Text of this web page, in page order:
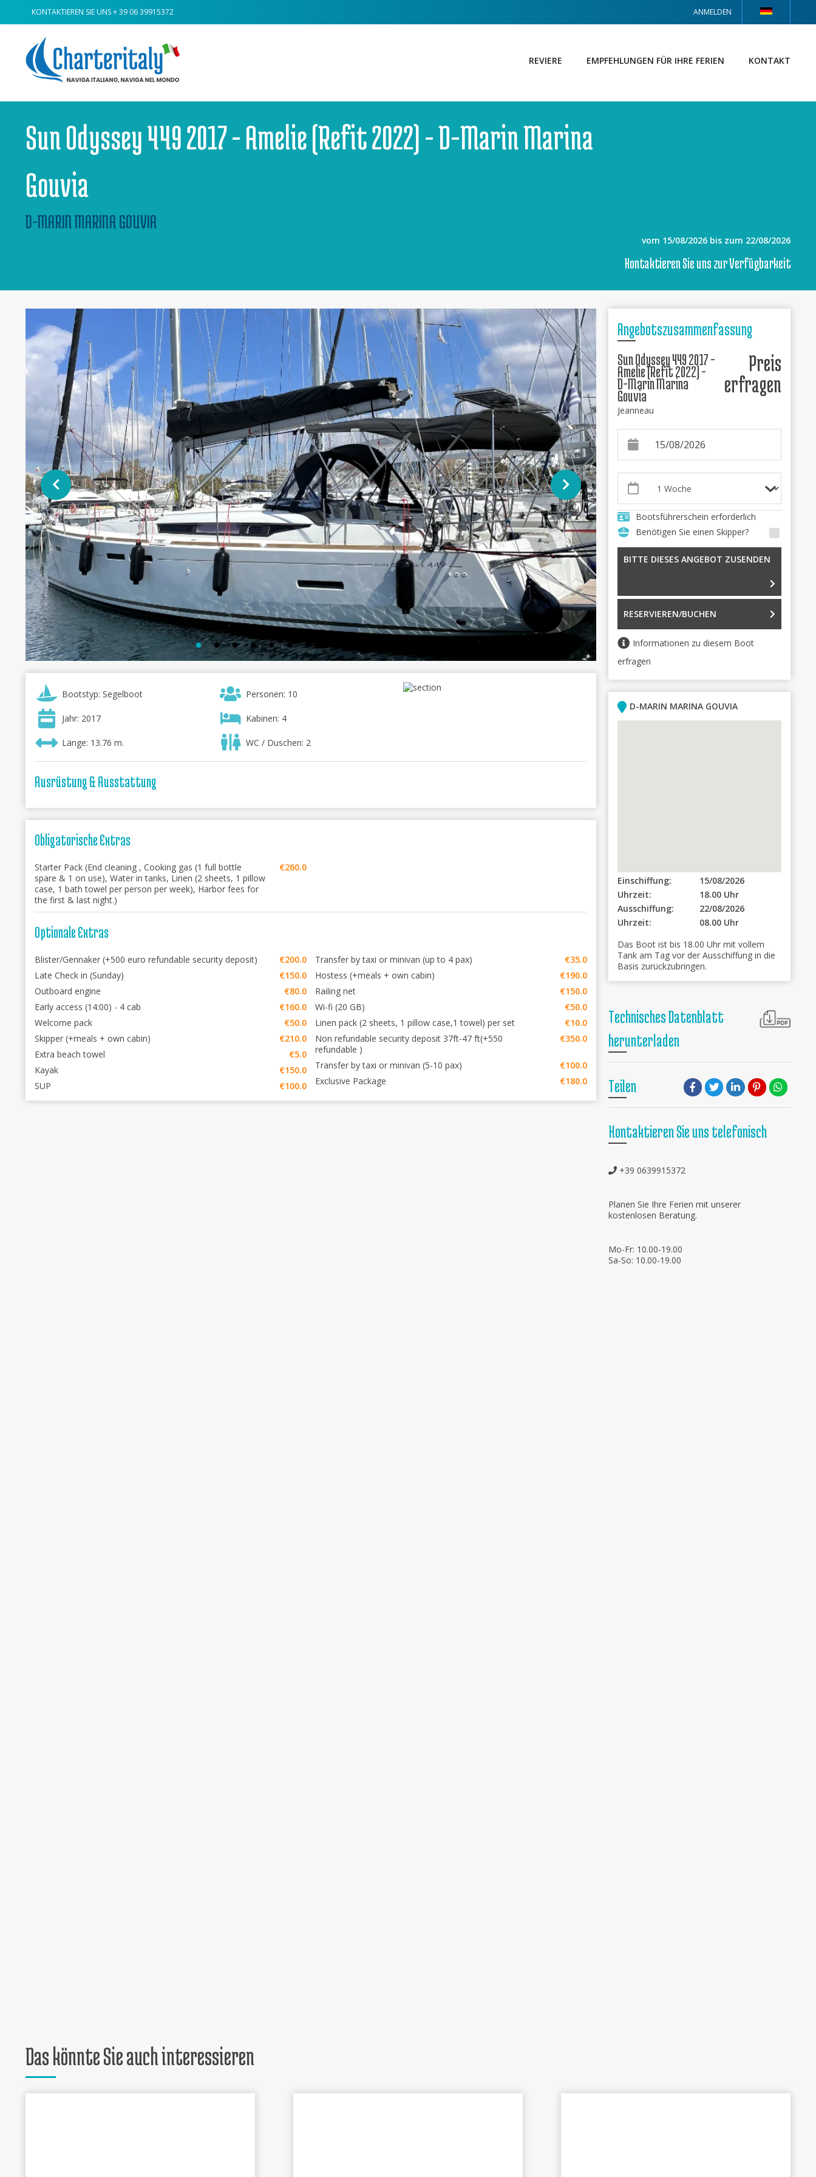
KONTAKTIEREN SIE UNS+ 39 06 39915372 ANMELDEN
REVIERE EMPFEHLUNGEN FÜR IHRE FERIEN KONTAKT
Sun Odyssey 449 2017 - Amelie (Refit 2022) - D-Marin Marina
Gouvia
D-MARIN MARINA GOUVIA
vom 15/08/2026 bis zum 22/08/2026
Kontaktieren Sie uns zur Verfügbarkeit
Bootstyp: Segelboot
Jahr: 2017
Länge: 13.76 m.
Personen: 10
Kabinen: 4
WC / Duschen: 2
Ausrüstung & Ausstattung
Obligatorische Extras
Starter Pack (End cleaning , Cooking gas (1 full bottle
spare & 1 on use), Water in tanks, Linen (2 sheets, 1 pillow
case, 1 bath towel per person per week), Harbor fees for
the first & last night.)
€260.0
Optionale Extras
Blister/Gennaker (+500 euro refundable security deposit)
€200.0
Late Check in (Sunday)
€150.0
Outboard engine
€80.0
Early access (14:00) - 4 cab
€160.0
Welcome pack
€50.0
Skipper (+meals + own cabin)
€210.0
Extra beach towel
€5.0
Kayak
€150.0
SUP
€100.0
Transfer by taxi or minivan (up to 4 pax)
€35.0
Hostess (+meals + own cabin)
€190.0
Railing net
€150.0
Wi-fi (20 GB)
€50.0
Linen pack (2 sheets, 1 pillow case,1 towel) per set
€10.0
Non refundable security deposit 37ft-47 ft(+550
refundable )
€350.0
Transfer by taxi or minivan (5-10 pax)
€100.0
Exclusive Package
€180.0
Angebotszusammenfassung
Sun Odyssey 449 2017 -
Amelie (Refit 2022) -
D-Marin Marina
Gouvia
Jeanneau
Preis
erfragen
Bootsführerschein erforderlich
Benötigen Sie einen Skipper?
BITTE DIESES ANGEBOT ZUSENDEN
RESERVIEREN/BUCHEN
Informationen zu diesem Boot
erfragen
D-MARIN MARINA GOUVIA
Einschiffung:
15/08/2026
Uhrzeit:
18.00 Uhr
Ausschiffung:
22/08/2026
Uhrzeit:
08.00 Uhr
Das Boot ist bis 18.00 Uhr mit vollem
Tank am Tag vor der Ausschiffung in die
Basis zurückzubringen.
Technisches Datenblatt
herunterladen
Teilen
Kontaktieren Sie uns telefonisch
+39 0639915372
Planen Sie Ihre Ferien mit unserer
kostenlosen Beratung.
Mo-Fr: 10.00-19.00
Sa-So: 10.00-19.00
Das könnte Sie auch interessieren